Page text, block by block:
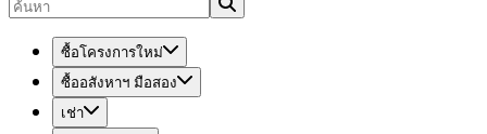
ซื้อโครงการใหม่
ซื้ออสังหาฯ มือสอง
เช่า